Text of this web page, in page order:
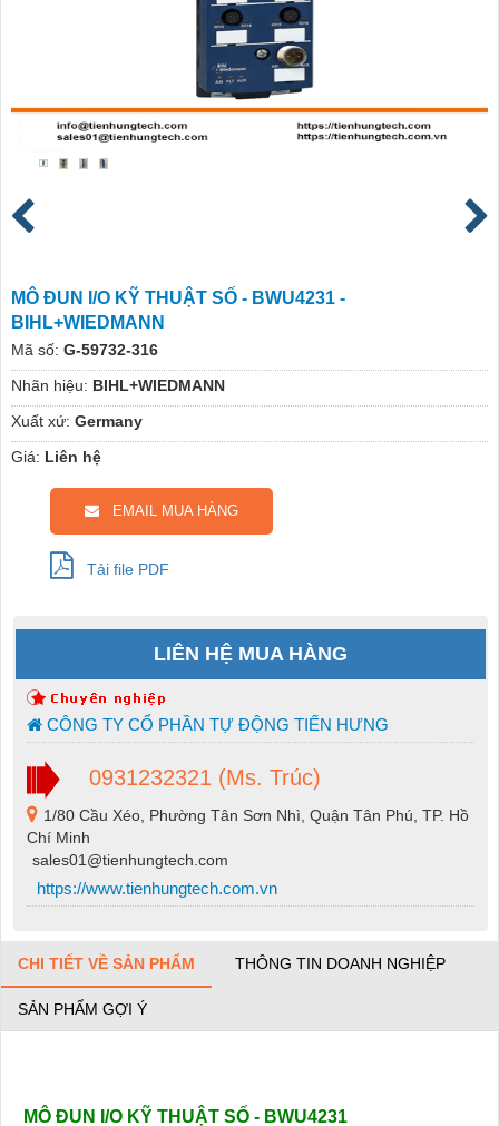
MÔ ĐUN I/O KỸ THUẬT SỐ - BWU4231 -
BIHL+WIEDMANN
Mã số: G-59732-316
Nhãn hiệu: BIHL+WIEDMANN
Xuất xứ: Germany
Giá: Liên hệ
EMAIL MUA HÀNG
Tải file PDF
LIÊN HỆ MUA HÀNG
CÔNG TY CỔ PHẦN TỰ ĐỘNG TIẾN HƯNG
0931232321 (Ms. Trúc)
1/80 Cầu Xéo, Phường Tân Sơn Nhì, Quận Tân Phú, TP. Hồ
Chí Minh
sales01@tienhungtech.com
https://www.tienhungtech.com.vn
CHI TIẾT VỀ SẢN PHẨM THÔNG TIN DOANH NGHIỆP
SẢN PHẨM GỢI Ý
MÔ ĐUN I/O KỸ THUẬT SỐ - BWU4231